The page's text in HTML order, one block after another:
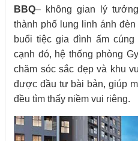
BBQ– không gian lý
thành phố lung linh ánh
buổi tiệc gia đình ấm
cạnh đó, hệ thống phòng
chăm sóc sắc đẹp và khu
được đầu tư bài bản, giúp
đều tìm thấy niềm vui riêng.